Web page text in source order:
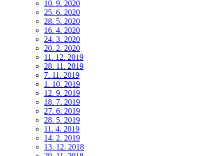
10. 9. 2020
25. 6. 2020
28. 5. 2020
16. 4. 2020
24. 3. 2020
20. 2. 2020
11. 12. 2019
28. 11. 2019
7. 11. 2019
1. 10. 2019
12. 9. 2019
18. 7. 2019
27. 6. 2019
28. 5. 2019
11. 4. 2019
14. 2. 2019
13. 12. 2018